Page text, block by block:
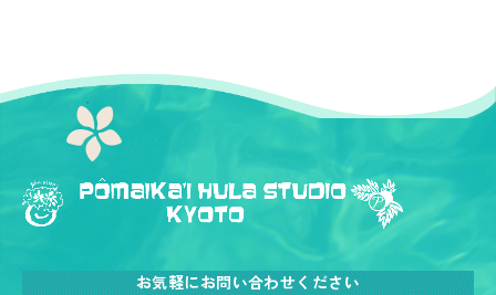
お気軽にお問い合わせください